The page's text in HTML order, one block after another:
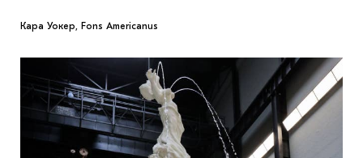
Кара Уокер, Fons Americanus